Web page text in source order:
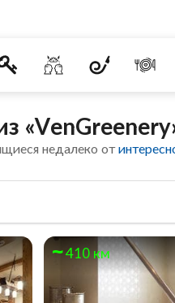
недалеко от
410 км